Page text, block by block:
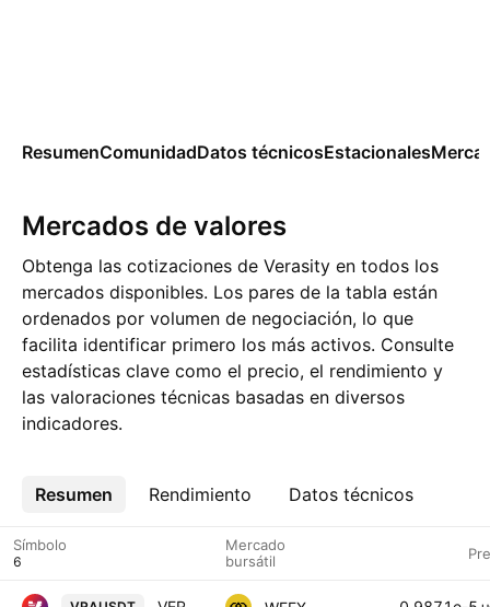
ResumenComunidadDatos técnicosEstacionales
Mercados de valores
Obtenga las cotizaciones de Verasity en todos los
mercados disponibles. Los pares de la tabla están
ordenados por volumen de negociación, lo que
facilita identificar primero los más activos. Consulte
estadísticas clave como el precio, el rendimiento y
las valoraciones técnicas basadas en diversos
indicadores.
Resumen Rendimiento Datos técnicos
Más
Símbolo
Mercado
bursátil